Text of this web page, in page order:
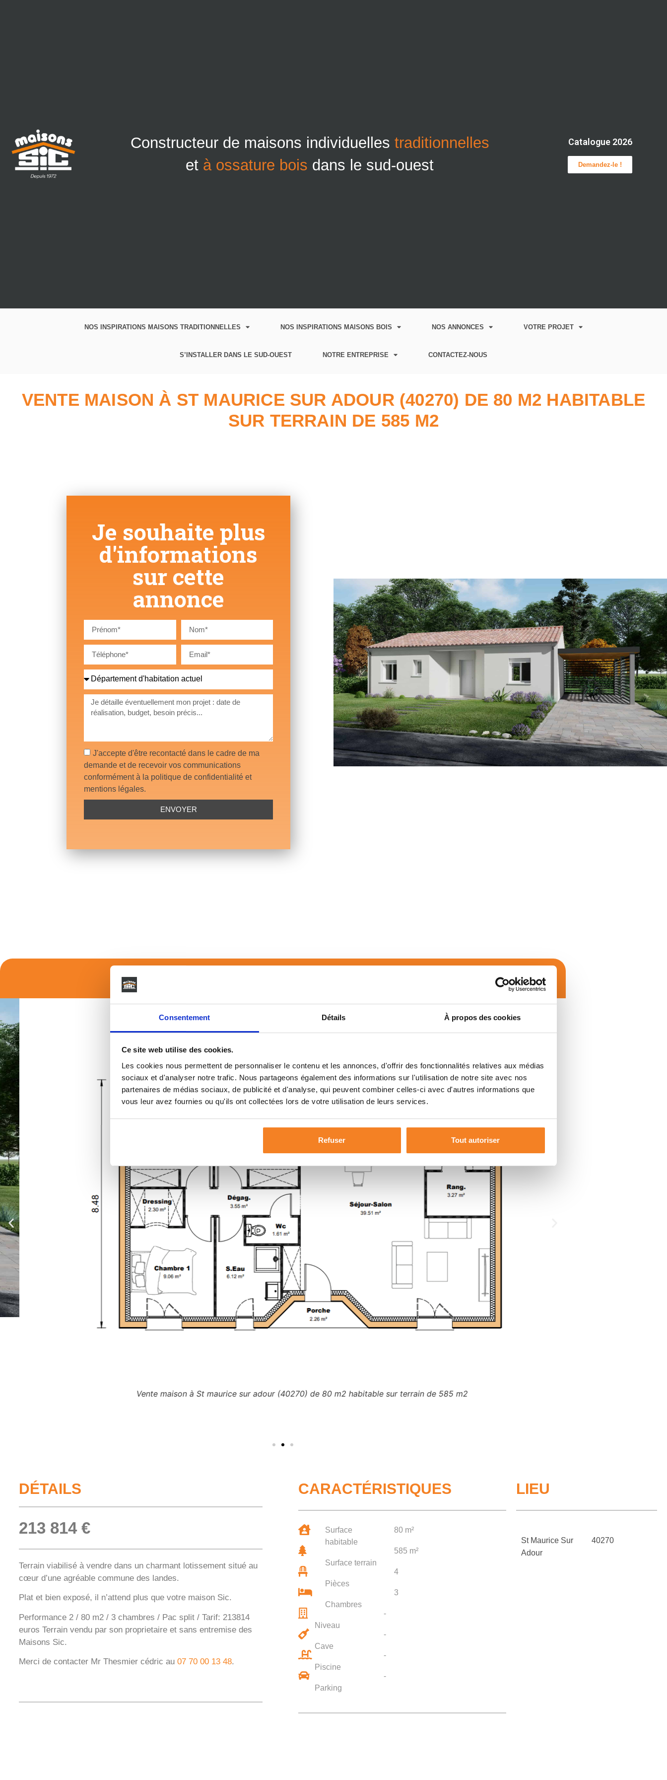
Consentement Détails À propos des cookies
Ce site web utilise des cookies.
Les cookies nous permettent de personnaliser le contenu et les annonces, d'offrir des fonctionnalités relatives aux médias
sociaux et d'analyser notre trafic. Nous partageons également des informations sur l'utilisation de notre site avec nos
partenaires de médias sociaux, de publicité et d'analyse, qui peuvent combiner celles-ci avec d'autres informations que
vous leur avez fournies ou qu'ils ont collectées lors de votre utilisation de leurs services.
Refuser Tout autoriser
Constructeur de maisons individuelles traditionnelles
et à ossature bois dans le sud-ouest
Catalogue 2026
Demandez-le !
NOS INSPIRATIONS MAISONS TRADITIONNELLES NOS INSPIRATIONS MAISONS BOIS NOS ANNONCES VOTRE PROJET
S’INSTALLER DANS LE SUD-OUEST NOTRE ENTREPRISE CONTACTEZ-NOUS
VENTE MAISON À ST MAURICE SUR ADOUR (40270) DE 80 M2 HABITABLE
SUR TERRAIN DE 585 M2
Je souhaite plus
d'informations
sur cette
annonce
J'accepte d'être recontacté dans le cadre de ma
demande et de recevoir vos communications
conformément à la politique de confidentialité et
mentions légales.
ENVOYER
Découvrez Notre Offre À St Maurice Sur Adour
Vente maison à St maurice sur adour (40270) de 80 m2 habitable sur terrain de 585 m2
DÉTAILS
213 814 €
Terrain viabilisé à vendre dans un charmant lotissement situé au
cœur d’une agréable commune des landes.
Plat et bien exposé, il n’attend plus que votre maison Sic.
Performance 2 / 80 m2 / 3 chambres / Pac split / Tarif: 213814
euros Terrain vendu par son proprietaire et sans entremise des
Maisons Sic.
Merci de contacter Mr Thesmier cédric au07 70 00 13 48.
CARACTÉRISTIQUES
Surface
habitable
Surface terrain
Pièces
Chambres
Niveau
Cave
Piscine
Parking
80 m²
585 m²
4
3
-
-
-
-
LIEU
St Maurice Sur
Adour
40270